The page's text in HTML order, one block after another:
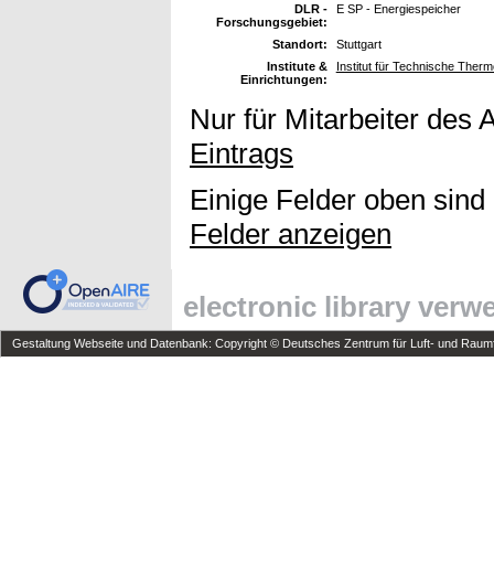
DLR -
Forschungsgebiet:
E SP - Energiespeicher
Standort:
Stuttgart
Institute &
Einrichtungen:
Institut für Technische
Nur für Mitarbeiter des
Eintrags
Einige Felder oben
Felder anzeigen
electronic library
Gestaltung Webseite und Datenbank: Copyright © Deutsches Zentrum für Luft- und